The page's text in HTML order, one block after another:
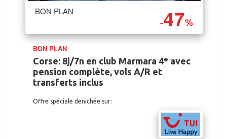
BON PLAN
-47%
BON PLAN
Corse: 8j/7n en club Marmara 4* avec
pension complète, vols A/R et
transferts inclus
Offre spéciale denichée sur: